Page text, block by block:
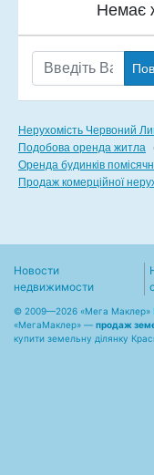
Немає
Нерухомість Червоний
Подобова оренда житла
Оренда будинків
Продаж комерційної
Новости
недвижимости
© 2009—2026 «Мега Маклер»
«МегаМаклер» — продаж
купити земельну ділянку